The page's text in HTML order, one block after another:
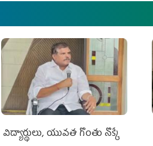
విద్యార్థులు, యువత గొంతు నొక్కే